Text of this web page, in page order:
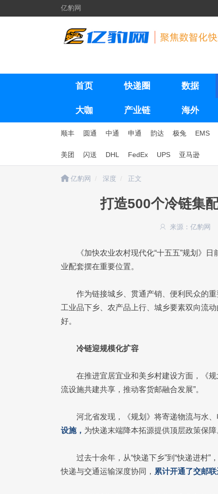
亿豹网
首页 快递圈 数据
大咖 产业链 海外
顺丰 圆通 中通 申通 韵达 极兔 EMS
美团 闪送 DHL FedEx UPS 亚马逊
亿豹网 深度 正文
打造500个冷链集
来源：亿豹网
《加快农业农村现代化“十五五”规划》
业配套摆在重要位置。
作为链接城乡、贯通产销、便利民众的
工业品下乡、农产品上行、城乡要素双向流
好。
冷链迎规模化扩容
在推进宜居宜业和美乡村建设方面，《
流设施共建共享，推动客货邮融合发展”。
河北省发现，《规划》将寄递物流与水
设施， 为快递末端降本拓源提供顶层政策保障
过去十余年，从“快递下乡”到“快递进村
快递与交通运输深度协同， 累计开通了交邮